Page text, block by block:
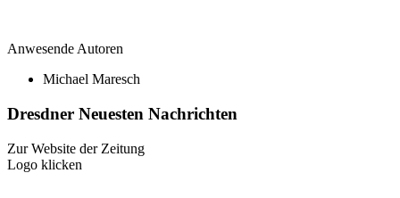
Anwesende Autoren
Michael Maresch
Dresdner Neuesten Nachrichten
Zur Website der Zeitung
Logo klicken